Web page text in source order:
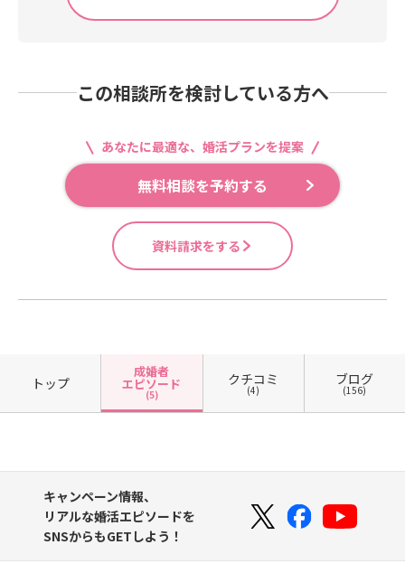
この相談所を検討している方へ
あなたに最適な、婚活プランを提案
無料相談を予約する
資料請求をする
トップ
成婚者
エピソード
(5)
クチコミ
(4)
ブログ
(156)
キャンペーン情報、
リアルな婚活エピソードを
SNSからもGETしよう！